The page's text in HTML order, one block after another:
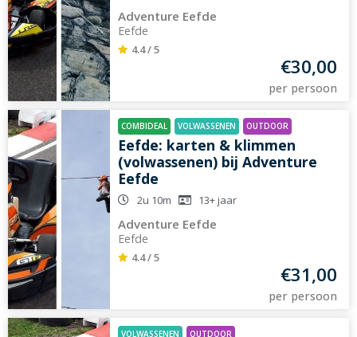
Adventure Eefde
Eefde
4.4 / 5
€30,00
per persoon
COMBIDEAL VOLWASSENEN OUTDOOR
Eefde: karten & klimmen
(volwassenen) bij Adventure
Eefde
2u 10m 13+jaar
Adventure Eefde
Eefde
4.4 / 5
€31,00
per persoon
VOLWASSENEN OUTDOOR